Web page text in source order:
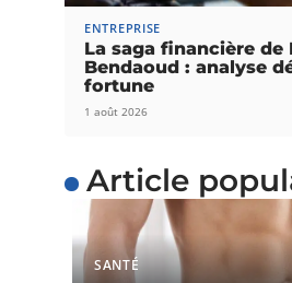
ENTREPRISE
La saga financière de
Bendaoud : analyse
fortune
1 août 2026
Article
SANTÉ